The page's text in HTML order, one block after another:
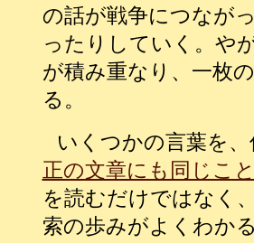
の話が戦争につなが
ったりしていく。や
が積み重なり、一枚
る。
いくつかの言葉を
正の文章にも同じこ
を読むだけではなく
索の歩みがよくわか